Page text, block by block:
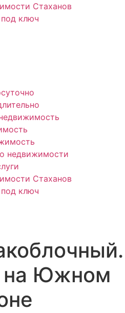
Стаханов
ключ
недвижимости
Стаханов
ключ
на Южном